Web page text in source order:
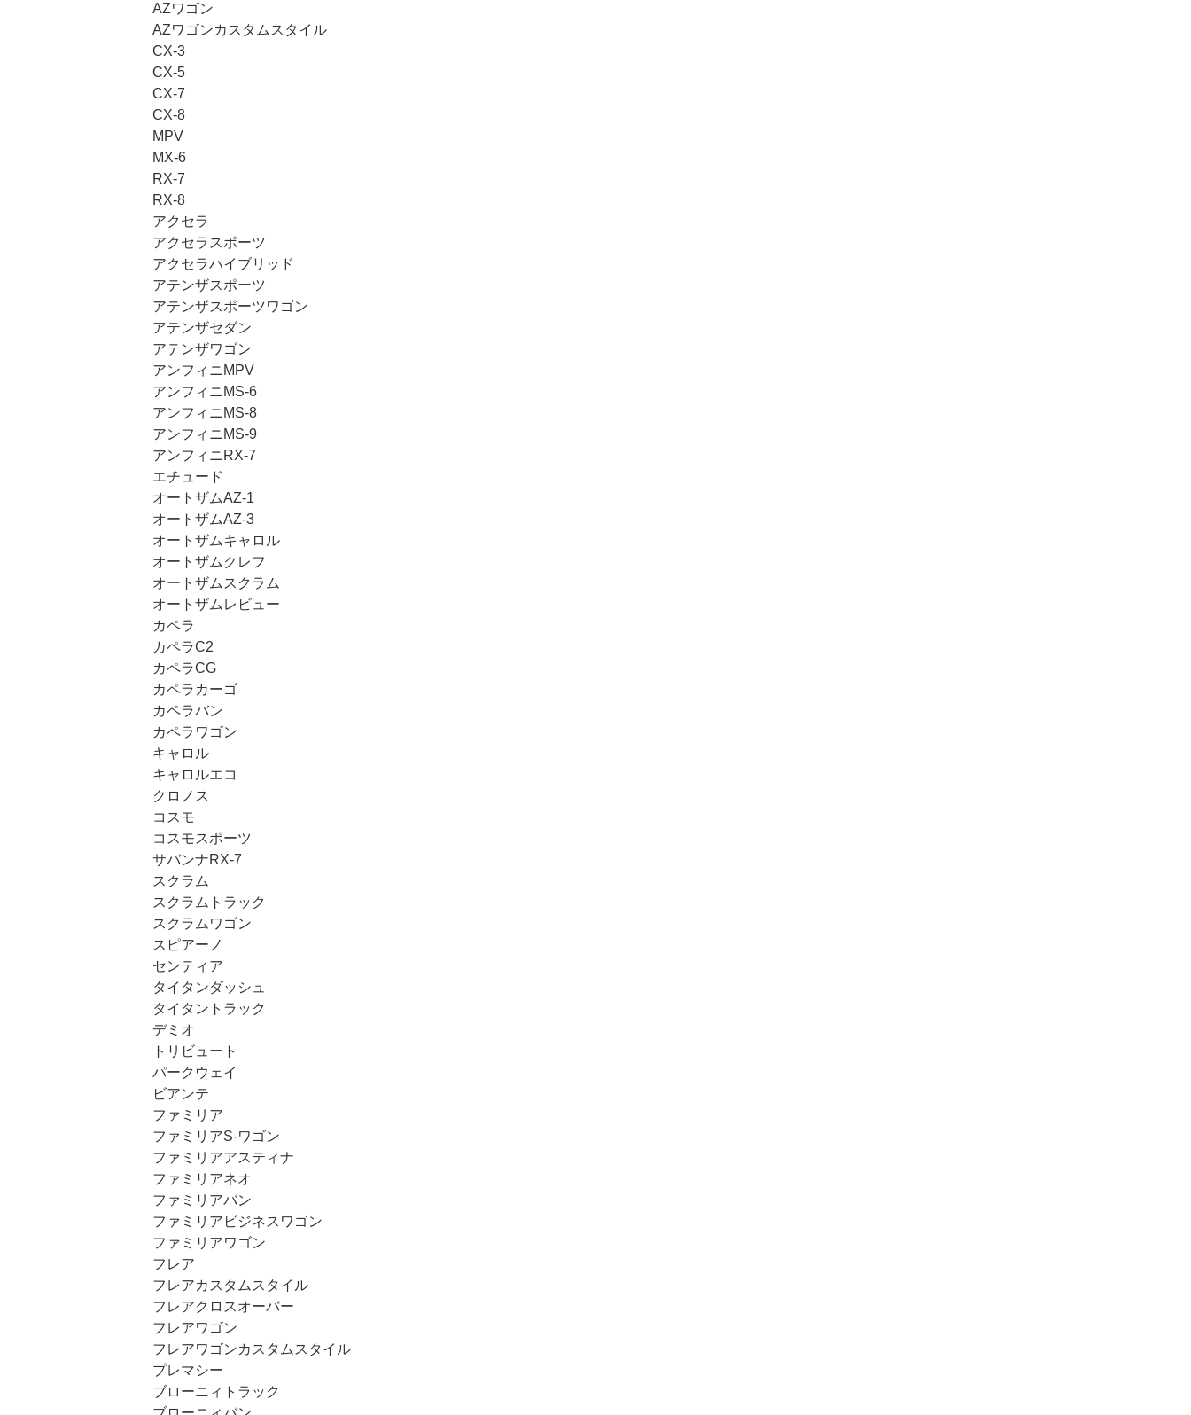
AZワゴン
AZワゴンカスタムスタイル
CX-3
CX-5
CX-7
CX-8
MPV
MX-6
RX-7
RX-8
アクセラ
アクセラスポーツ
アクセラハイブリッド
アテンザスポーツ
アテンザスポーツワゴン
アテンザセダン
アテンザワゴン
アンフィニMPV
アンフィニMS-6
アンフィニMS-8
アンフィニMS-9
アンフィニRX-7
エチュード
オートザムAZ-1
オートザムAZ-3
オートザムキャロル
オートザムクレフ
オートザムスクラム
オートザムレビュー
カペラ
カペラC2
カペラCG
カペラカーゴ
カペラバン
カペラワゴン
キャロル
キャロルエコ
クロノス
コスモ
コスモスポーツ
サバンナRX-7
スクラム
スクラムトラック
スクラムワゴン
スピアーノ
センティア
タイタンダッシュ
タイタントラック
デミオ
トリビュート
パークウェイ
ビアンテ
ファミリア
ファミリアS-ワゴン
ファミリアアスティナ
ファミリアネオ
ファミリアバン
ファミリアビジネスワゴン
ファミリアワゴン
フレア
フレアカスタムスタイル
フレアクロスオーバー
フレアワゴン
フレアワゴンカスタムスタイル
プレマシー
ブローニィトラック